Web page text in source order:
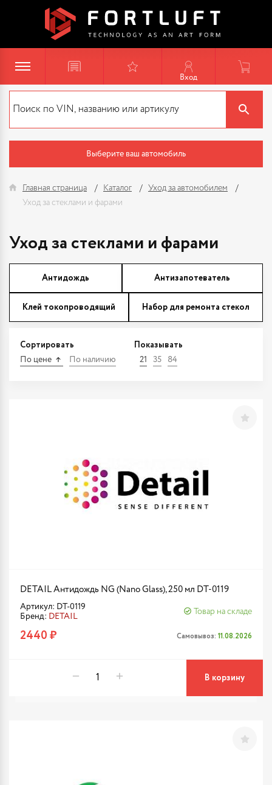
Вход
Выберите ваш автомобиль
Главная страница Каталог
Уход за автомобилем
Уход за стеклами и фарами
Уход за стеклами и фарами
Антидождь Антизапотеватель
Клей токопроводящий Набор для ремонта стекол
Сортировать
По цене По наличию
Показывать
21 35 84
DETAIL Антидождь NG (Nano Glass), 250 мл DT-0119
Артикул: DT-0119
Бренд: DETAIL
Товар на складе
2440 ₽ Самовывоз: 11.08.2026
В корзину